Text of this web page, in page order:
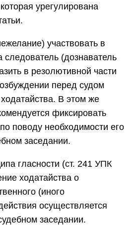
урегулирована
участвовать в
следователь (дознаватель
в резолютивной части
перед судом
В этом же
фиксировать
поводу необходимости его
заседании.
гласности (ст. 241 УПК
ходатайства о
(иного
осуществляется
заседании.